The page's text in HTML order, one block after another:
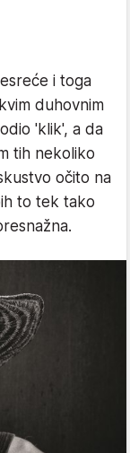
i toga
duhovnim
'klik', a da
tih nekoliko
očito na
to tek tako